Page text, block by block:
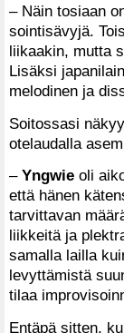
– Näin tosiaan
sointisävyjä.
liikaakin, mutta
Lisäksi
melodinen ja
Soitossasi
otelaudalla
– Yngwie oli
että hänen
tarvittavan
liikkeitä ja
samalla lailla
levyttämistä
tilaa
Entäpä sitten,